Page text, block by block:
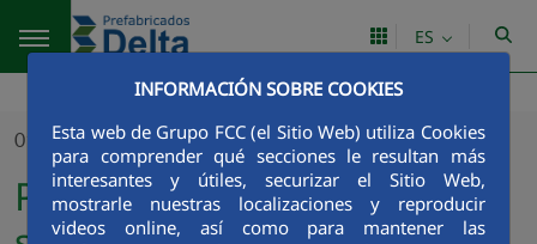
Saltar al contenido principal
INFORMACIÓN SOBRE COOKIES
Esta web de Grupo FCC (el Sitio Web) utiliza Cookies
para comprender qué secciones le resultan más
interesantes y útiles, securizar el Sitio Web,
mostrarle nuestras localizaciones y reproducir
videos online, así como para mantener las
ES
01/09/2025
Prefabricados Delta gana el